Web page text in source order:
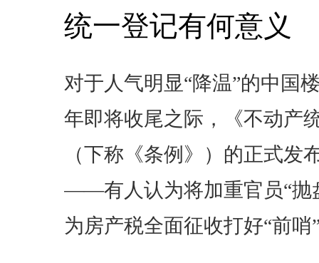
统一登记有何意义
对于人气明显“降温”的中国
年即将收尾之际，《不动产
（下称《条例》）的正式发
——有人认为将加重官员“抛
为房产税全面征收打好“前哨